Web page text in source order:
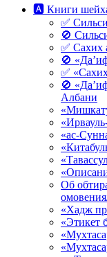
🅰 Книги
✅
🚫
✅ Сахих
🚫
✅
🚫
Албани
«ас-
Об
«Хадж
«Этикет